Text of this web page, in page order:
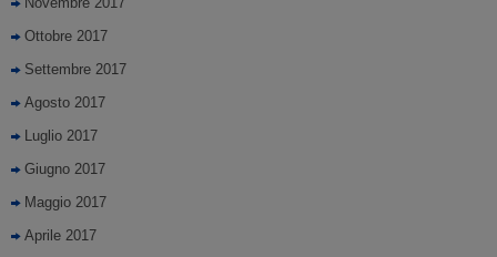
Ottobre 2017
Settembre 2017
Agosto 2017
Luglio 2017
Giugno 2017
Maggio 2017
Aprile 2017